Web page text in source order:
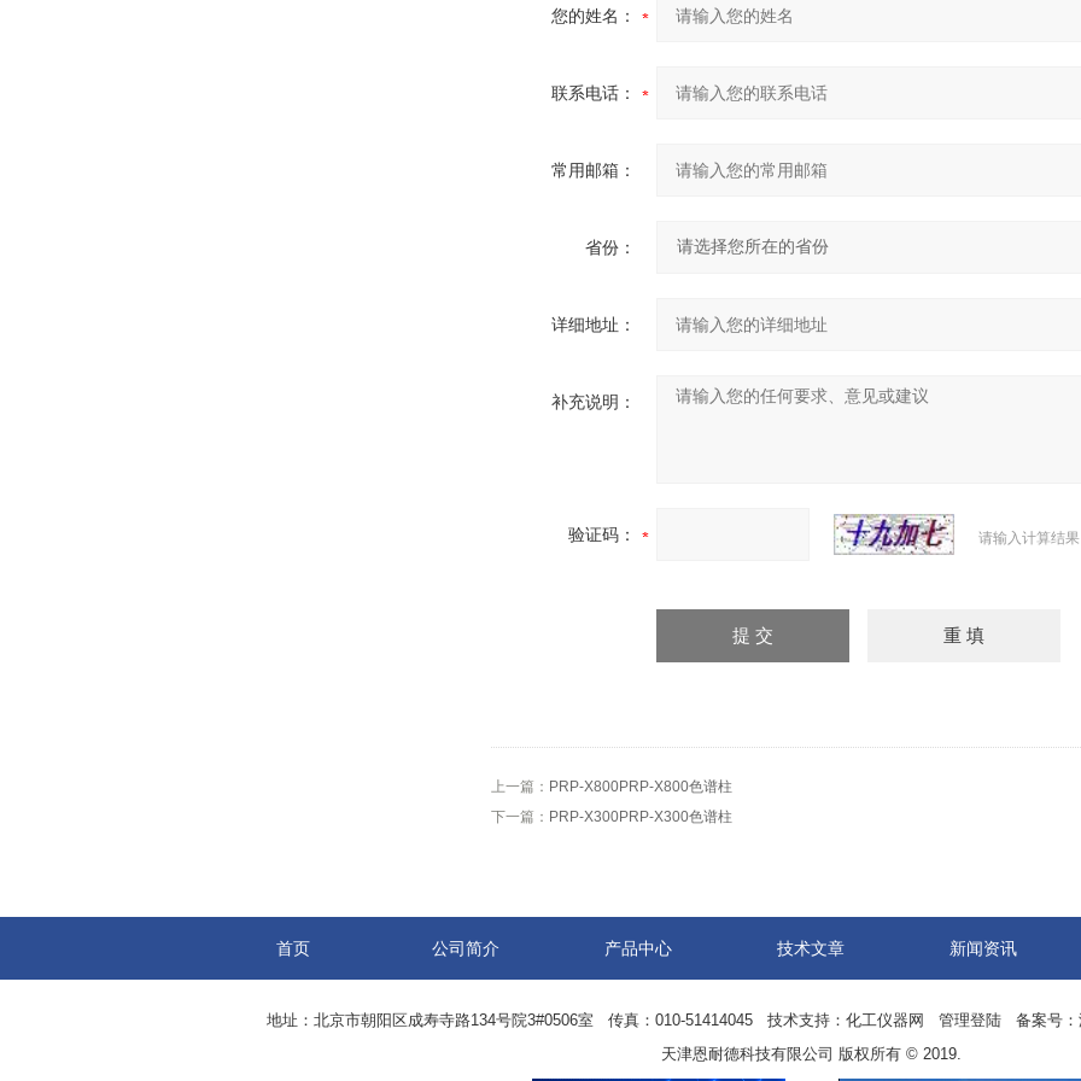
您的姓名：
联系电话：
常用邮箱：
省份：
详细地址：
补充说明：
验证码： 请输入计算结
上一篇： PRP-X800PRP-X800色谱柱
下一篇： PRP-X300PRP-X300色谱柱
首页 公司简介 产品中心 技术文章 新闻资讯
地址：北京市朝阳区成寿寺路134号院3#0506室 传真：010-51414045 技术支持： 化工仪器网 管理登陆 备案号：
天津恩耐德科技有限公司 版权所有 © 2019.